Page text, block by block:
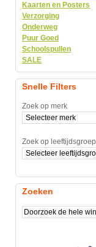
Kaarten en Posters
Verzorging
Onderweg
Puur Goed
Schoolspullen
SALE
Snelle Filters
Zoek op merk
Zoek op leeftijdsgroep
Zoeken